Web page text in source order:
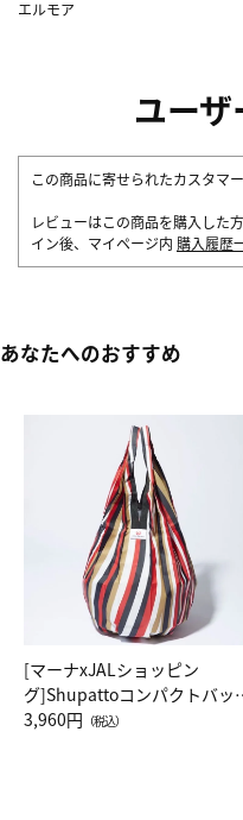
エルモア
ユー
この商品に寄せられたカスタマ
レビューはこの商品を購入した
イン後、マイページ内 購入履歴
あなたへのおすすめ
[マーナxJALショッピン
グ]Shupattoコンパクトバッ
Drop JAL客室乗務員（LC）ス
3,960円 （税込）